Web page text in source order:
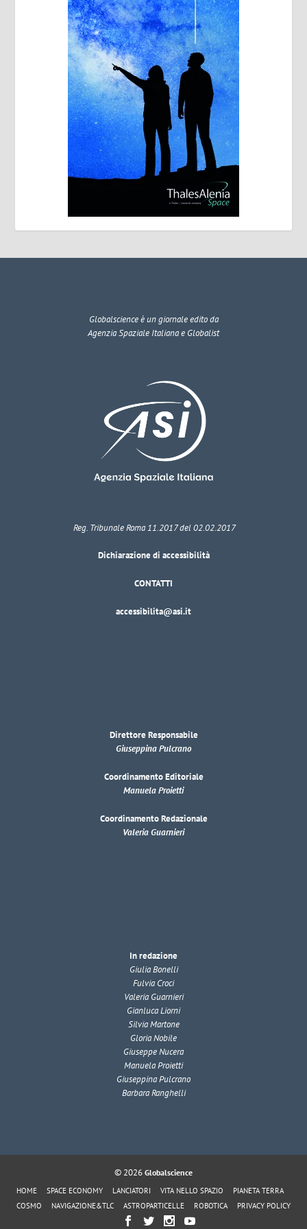
Globalscienceè un giornale edito da
Agenzia Spaziale Italiana e Globalist
Reg. Tribunale Roma 11.2017 del 02.02.2017
Dichiarazione di accessibilità
CONTATTI
accessibilita@asi.it
Direttore Responsabile
Giuseppina Pulcrano
Coordinamento Editoriale
Manuela Proietti
Coordinamento Redazionale
Valeria Guarnieri
In redazione
Giulia Bonelli
Fulvia Croci
Valeria Guarnieri
Gianluca Liorni
Silvia Martone
Gloria Nobile
Giuseppe Nucera
Manuela Proietti
Giuseppina Pulcrano
Barbara Ranghelli
© 2026 Globalscience
HOME SPACE ECONOMY LANCIATORI VITA NELLO SPAZIO
PIANETA TERRA
COSMO
NAVIGAZIONE&TLC ASTROPARTICELLE ROBOTICA PRIVACY POLICY